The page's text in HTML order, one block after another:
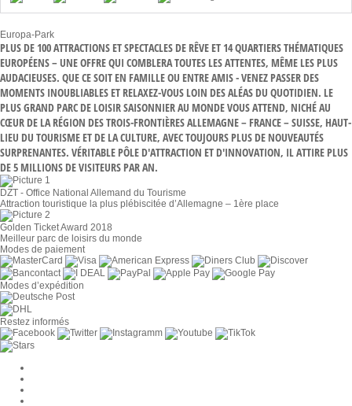
Europa-Park
PLUS DE 100 ATTRACTIONS ET SPECTACLES DE RÊVE ET 14 QUARTIERS THÉMATIQUES
EUROPÉENS – UNE OFFRE QUI COMBLERA TOUTES LES ATTENTES, MÊME LES PLUS
AUDACIEUSES. QUE CE SOIT EN FAMILLE OU ENTRE AMIS - VENEZ PASSER DES
MOMENTS INOUBLIABLES ET RELAXEZ-VOUS LOIN DES ALÉAS DU QUOTIDIEN. LE
PLUS GRAND PARC DE LOISIR SAISONNIER AU MONDE VOUS ATTEND, NICHÉ AU
CŒUR DE LA RÉGION DES TROIS-FRONTIÈRES ALLEMAGNE – FRANCE – SUISSE, HAUT-
LIEU DU TOURISME ET DE LA CULTURE, AVEC TOUJOURS PLUS DE NOUVEAUTÉS
SURPRENANTES. VÉRITABLE PÔLE D'ATTRACTION ET D'INNOVATION, IL ATTIRE PLUS
DE 5 MILLIONS DE VISITEURS PAR AN.
DZT - Office National Allemand du Tourisme
Attraction touristique la plus plébiscitée d’Allemagne – 1ère place
Golden Ticket Award 2018
Meilleur parc de loisirs du monde
Modes de paiement
Modes d’expédition
Restez informés